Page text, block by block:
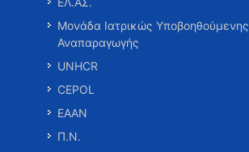
Μονάδα Ιατρικώς Υποβοηθούμενης
Αναπαραγωγής
UNHCR
CEPOL
ΕΑΑΝ
Π.Ν.